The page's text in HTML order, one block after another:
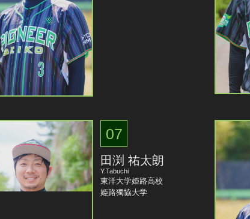
07
田渕 祐太朗
Y.Tabuchi
東洋大学姫路高校
姫路獨協大学